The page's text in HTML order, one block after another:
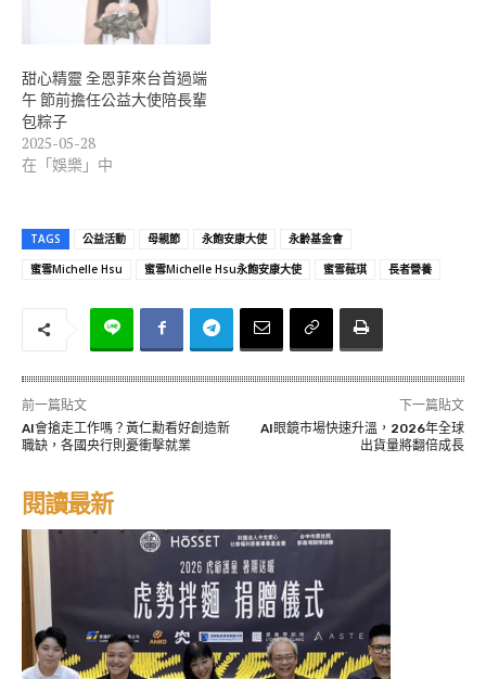
甜心精靈 全恩菲來台首過端
午 節前擔任公益大使陪長輩
包粽子
2025-05-28
在「娛樂」中
TAGS 公益活動 母親節 永飽安康大使
永齡基金會
蜜雪Michelle Hsu
蜜雪Michelle Hsu永飽安康大使 蜜雪薇琪 長者營養
前一篇貼文
AI會搶走工作嗎？黃仁勳看好創造新
職缺，各國央行則憂衝擊就業
下一篇貼文
AI眼鏡市場快速升溫，2026年全球
出貨量將翻倍成長
閱讀最新